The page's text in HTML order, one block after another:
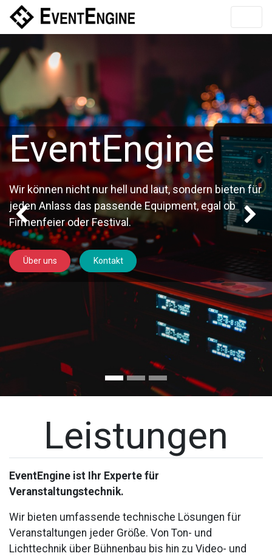
EventEngine
Wir können nicht nur hell und laut, sondern bieten für
jeden Anlass das passende Equipment, egal ob
Firmenfeier oder Festival.
Über uns Kontakt
Bisherige
Leistungen
EventEngine ist Ihr Experte für
Veranstaltungstechnik.
Wir bieten umfassende technische Lösungen für
Veranstaltungen jeder Größe. Von Ton- und
Lichttechnik über Bühnenbau bis hin zu Video- und